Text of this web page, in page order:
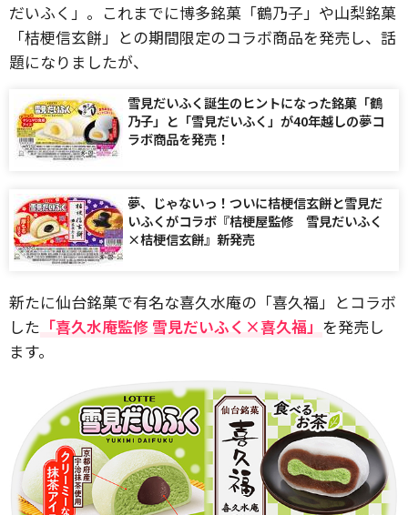
だいふく」。これまでに博多銘菓「鶴乃子」や山梨銘菓
「桔梗信玄餅」との期間限定のコラボ商品を発売し、話
題になりましたが、
雪見だいふく誕生のヒントになった銘菓「鶴
乃子」と「雪見だいふく」が40年越しの夢コ
ラボ商品を発売！
夢、じゃないっ！ついに桔梗信玄餅と雪見だ
いふくがコラボ『桔梗屋監修 雪見だいふく
×桔梗信玄餅』新発売
新たに仙台銘菓で有名な喜久水庵の「喜久福」とコラボ
した 「喜久水庵監修 雪見だいふく×喜久福」 を発売し
ます。